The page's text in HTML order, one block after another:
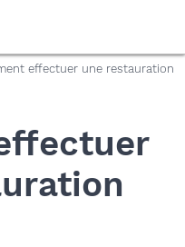
effectuer une restauration